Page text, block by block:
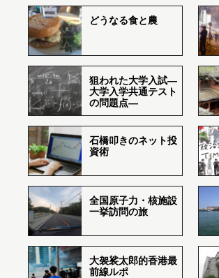
どうなる食と農
狙われた大学入試―
大学入学共通テスト
の問題点―
石橋叩きのネット投
資術
全国原子力・核施設
一挙訪問の旅
大袈裟太郎的香港最
前線ルポ